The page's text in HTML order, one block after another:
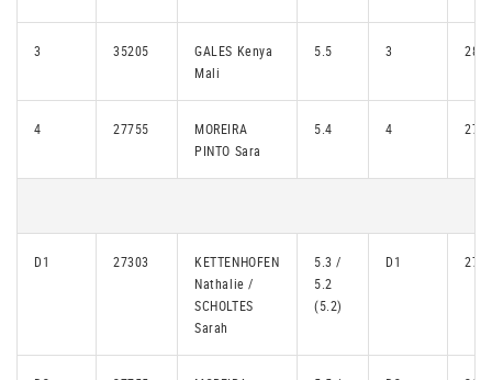
3 35205
GALES Kenya
Mali
5.5 3
4 27755
MOREIRA
PINTO Sara
5.4 4
D1 27303
KETTENHOFEN
Nathalie /
SCHOLTES
Sarah
5.3 /
5.2
(5.2)
D1